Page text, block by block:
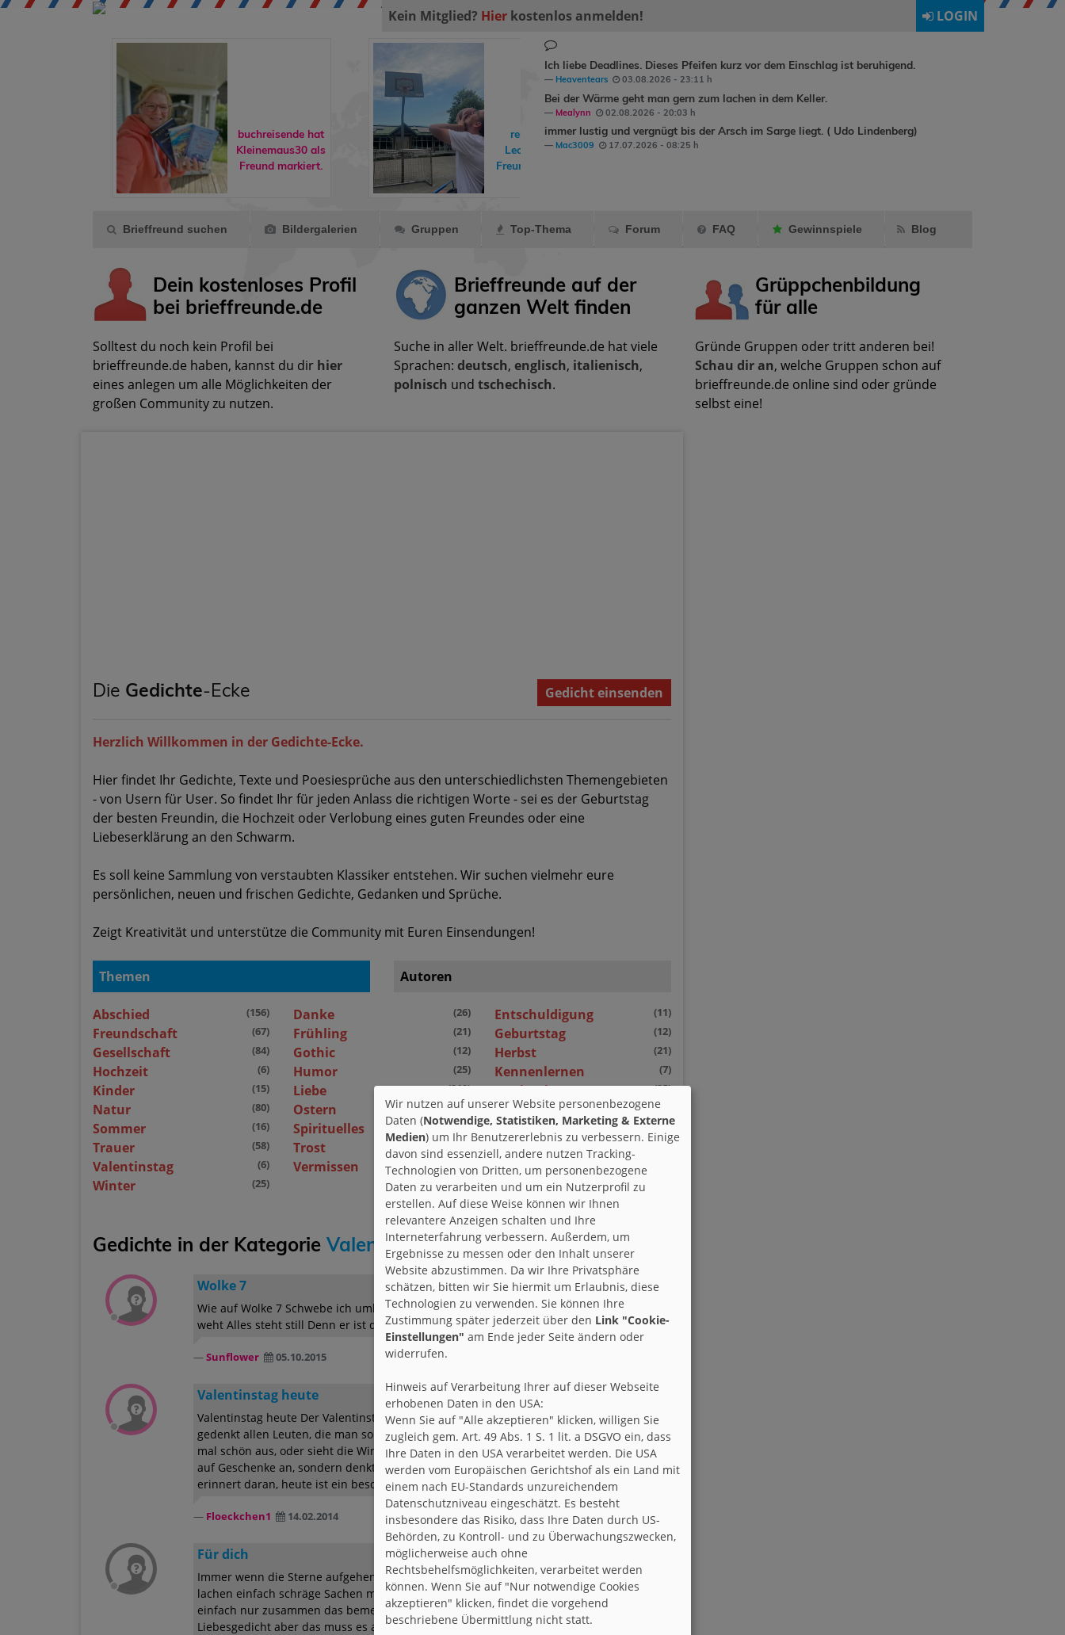
Kein Mitglied? Hier kostenlos anmelden! LOGIN
buchreisendehat
Kleinemaus30als
Freund markiert.
rene90 hat
LeoSportals
Freund markiert.
freddyundfelixins
Ich liebe Deadlines. Dieses Pfeifen kurz vor dem Einschlag ist beruhigend.
Heaventears 03.08.2026 - 23:11 h
Bei der Wärme geht man gern zum lachen in dem Keller.
Mealynn 02.08.2026 - 20:03 h
immer lustig und vergnügt bis der Arsch im Sarge liegt. ( Udo Lindenberg)
Mac3009 17.07.2026 - 08:25 h
Brieffreund suchen Bildergalerien Gruppen Top-Thema Forum FAQ Gewinnspiele Blog
Dein kostenloses Profil
bei brieffreunde.de
Solltest du noch kein Profil bei
brieffreunde.de haben, kannst du dir hier
eines anlegen um alle Möglichkeiten der
großen Community zu nutzen.
Brieffreunde auf der
ganzen Welt finden
Suche in aller Welt. brieffreunde.de hat viele
Sprachen: deutsch, englisch, italienisch,
polnisch und tschechisch.
Grüppchenbildung
für alle
Gründe Gruppen oder tritt anderen bei!
Schau dir an, welche Gruppen schon auf
brieffreunde.de online sind oder gründe
selbst eine!
Die Gedichte-Ecke Gedicht einsenden
Herzlich Willkommen in der Gedichte-Ecke.
Hier findet Ihr Gedichte, Texte und Poesiesprüche aus den unterschiedlichsten Themengebieten
- von Usern für User. So findet Ihr für jeden Anlass die richtigen Worte - sei es der Geburtstag
der besten Freundin, die Hochzeit oder Verlobung eines guten Freundes oder eine
Liebeserklärung an den Schwarm.
Es soll keine Sammlung von verstaubten Klassiker entstehen. Wir suchen vielmehr eure
persönlichen, neuen und frischen Gedichte, Gedanken und Sprüche.
Zeigt Kreativität und unterstütze die Community mit Euren Einsendungen!
Themen Autoren
Abschied (156) Danke (26) Entschuldigung (11)
Freundschaft (67) Frühling (21) Geburtstag (12)
Gesellschaft (84) Gothic (12) Herbst (21)
Hochzeit (6) Humor (25) Kennenlernen (7)
Kinder (15) Liebe (219) Motivation (35)
Natur (80) Ostern (4) Schicksal (55)
Sommer (16) Spirituelles (17) Taufe (3)
Trauer (58) Trost (16) Träume (34)
Valentinstag (6) Vermissen Weihnachten
Winter (25)
Gedichte in der Kategorie Valentinstag
Wolke 7
Wie auf Wolke 7 Schwebe ich umher Befreit von allen Lasten Die Welt so klar Kein Wind
weht Alles steht still Denn er ist da.
Sunflower 05.10.2015
Valentinstag heute
Valentinstag heute Der Valentinstag heute, ist nicht nur der Liebenden Tag, man
gedenkt allen Leuten, die man so gerne mag. Geschenke gibt es viele, man geht auch
mal schön aus, oder sieht die Winterspiele mit einem Glas Sekt zu Haus. Es kommt nicht
auf Geschenke an, sondern denkt an den, den man mag, so dass man sich immer
erinnert daran, heute ist ein besonderer Tag. Floeckchen1
Floeckchen1 14.02.2014
Für dich
Immer wenn die Sterne aufgehen möchte Ich hinter dir stehen mit dir singen mit dir
lachen einfach schräge Sachen machen egal was passiert wer sich liiert wir gehören
einfach nur zusammen das bemerkt jeder,sogar der langen ich weiss,das ist kein gutes
Liebesgedicht aber das muss es auch nicht denn es gibt nur du und ich Für immer und
Wir nutzen auf unserer Website personenbezogene
Daten (Notwendige, Statistiken, Marketing & Externe
Medien) um Ihr Benutzererlebnis zu verbessern. Einige
davon sind essenziell, andere nutzen Tracking-
Technologien von Dritten, um personenbezogene
Daten zu verarbeiten und um ein Nutzerprofil zu
erstellen. Auf diese Weise können wir Ihnen
relevantere Anzeigen schalten und Ihre
Interneterfahrung verbessern. Außerdem, um
Ergebnisse zu messen oder den Inhalt unserer
Website abzustimmen. Da wir Ihre Privatsphäre
schätzen, bitten wir Sie hiermit um Erlaubnis, diese
Technologien zu verwenden. Sie können Ihre
Zustimmung später jederzeit über den Link "Cookie-
Einstellungen" am Ende jeder Seite ändern oder
widerrufen.
Hinweis auf Verarbeitung Ihrer auf dieser Webseite
erhobenen Daten in den USA:
Wenn Sie auf "Alle akzeptieren" klicken, willigen Sie
zugleich gem. Art. 49 Abs. 1 S. 1 lit. a DSGVO ein, dass
Ihre Daten in den USA verarbeitet werden. Die USA
werden vom Europäischen Gerichtshof als ein Land mit
einem nach EU-Standards unzureichendem
Datenschutzniveau eingeschätzt. Es besteht
insbesondere das Risiko, dass Ihre Daten durch US-
Behörden, zu Kontroll- und zu Überwachungszwecken,
möglicherweise auch ohne
Rechtsbehelfsmöglichkeiten, verarbeitet werden
können. Wenn Sie auf "Nur notwendige Cookies
akzeptieren" klicken, findet die vorgehend
beschriebene Übermittlung nicht statt.